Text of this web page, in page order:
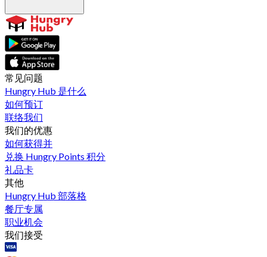
常见问题
Hungry Hub 是什么
如何预订
联络我们
我们的优惠
如何获得并
兑换 Hungry Points 积分
礼品卡
其他
Hungry Hub 部落格
餐厅专属
职业机会
我们接受